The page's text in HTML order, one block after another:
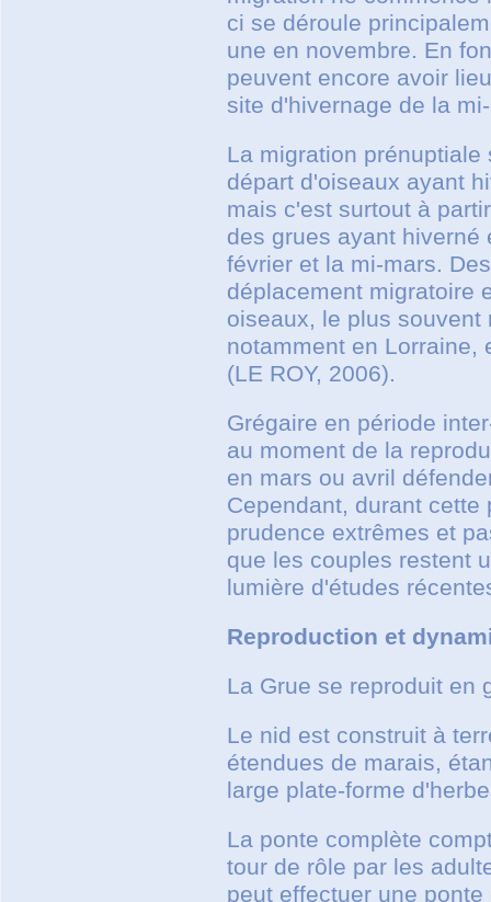
ci se déroule
une en novembre. En
peuvent encore avoir
site d'hivernage de la
La migration
départ d'oiseaux ayant
mais c'est surtout à
des grues ayant
février et la mi-mars.
déplacement migratoire
oiseaux, le plus
notamment en Lorraine,
(LE ROY, 2006).
Grégaire en période
au moment de la
en mars ou avril
Cependant, durant
prudence extrêmes et
que les couples restent
lumière d'études
Reproduction et
La Grue se reproduit en
Le nid est construit à
étendues de marais,
large plate-forme
La ponte complète
tour de rôle par les
peut effectuer une